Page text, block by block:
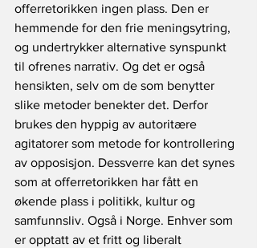
offerretorikken ingen plass. Den er
hemmende for den frie meningsytring,
og undertrykker alternative synspunkt
til ofrenes narrativ. Og det er også
hensikten, selv om de som benytter
slike metoder benekter det. Derfor
brukes den hyppig av autoritære
agitatorer som metode for kontrollering
av opposisjon. Dessverre kan det synes
som at offerretorikken har fått en
økende plass i politikk, kultur og
samfunnsliv. Også i Norge. Enhver som
er opptatt av et fritt og liberalt